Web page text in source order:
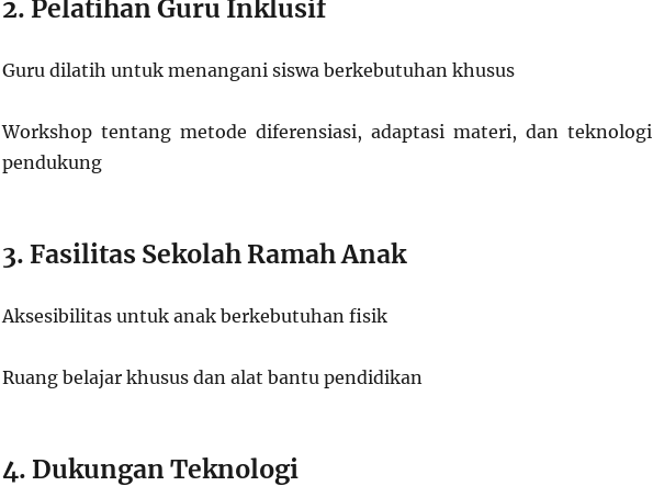
2. Pelatihan Guru Inklusif
Guru dilatih untuk menangani siswa berkebutuhan khusus
Workshop tentang metode diferensiasi, adaptasi materi, dan teknologi
pendukung
3. Fasilitas Sekolah Ramah Anak
Aksesibilitas untuk anak berkebutuhan fisik
Ruang belajar khusus dan alat bantu pendidikan
4. Dukungan Teknologi